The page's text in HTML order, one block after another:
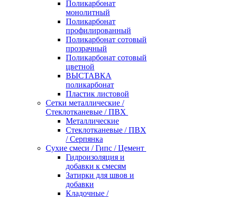
Поликарбонат
монолитный
Поликарбонат
профилированный
Поликарбонат сотовый
прозрачный
Поликарбонат сотовый
цветной
ВЫСТАВКА
поликарбонат
Пластик листовой
Сетки металлические /
Стеклотканевые / ПВХ
Металлические
Стеклотканевые / ПВХ
/ Серпянка
Сухие смеси / Гипс / Цемент
Гидроизоляция и
добавки к смесям
Затирки для швов и
добавки
Кладочные /